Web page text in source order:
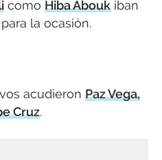
como Hiba Abouk iban
la ocasión.
acudieron Paz Vega,
Cruz.